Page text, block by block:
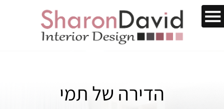
הדירה של תמי